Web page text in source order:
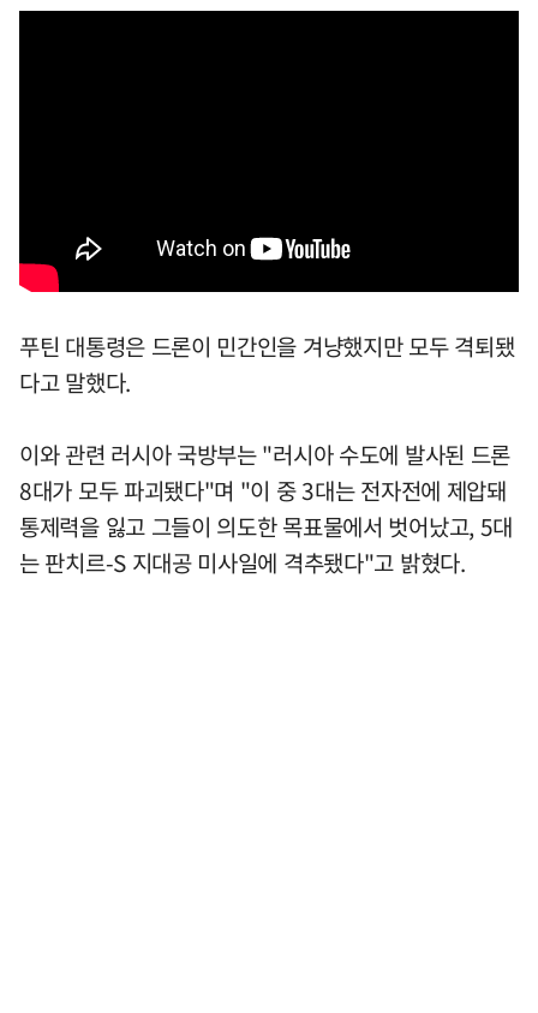
푸틴 대통령은 드론이 민간인을 겨냥했지만 모두 격퇴됐
다고 말했다.
이와 관련 러시아 국방부는 "러시아 수도에 발사된 드론
8대가 모두 파괴됐다"며 "이 중 3대는 전자전에 제압돼
통제력을 잃고 그들이 의도한 목표물에서 벗어났고, 5대
는 판치르-S 지대공 미사일에 격추됐다"고 밝혔다.